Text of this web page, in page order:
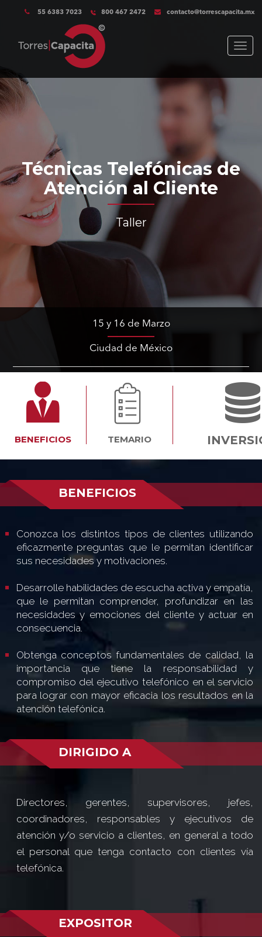
55 6383 7023 800 467 2472 contacto@torrescapacita.mx
Menu
Técnicas Telefónicas de
Atención al Cliente
Taller
15 y 16 de Marzo
Ciudad de México
BENEFICIOS TEMARIO
BENEFICIOS
Conozca los distintos tipos de clientes utilizando
eficazmente preguntas que le permitan identificar
sus necesidades y motivaciones.
Desarrolle habilidades de escucha activa y empatía,
que le permitan comprender, profundizar en las
necesidades y emociones del cliente y actuar en
consecuencia.
Obtenga conceptos fundamentales de calidad, la
importancia que tiene la responsabilidad y
compromiso del ejecutivo telefónico en el servicio
para lograr con mayor eficacia los resultados en la
atención telefónica.
DIRIGIDO A
Directores, gerentes, supervisores, jefes,
coordinadores, responsables y ejecutivos de
atención y/o servicio a clientes, en general a todo
el personal que tenga contacto con clientes vía
telefónica.
EXPOSITOR